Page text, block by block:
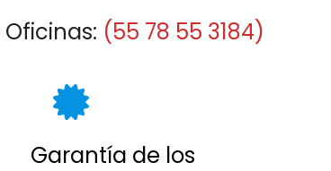
Oficinas: (55 78 55 3184)
Garantía de los